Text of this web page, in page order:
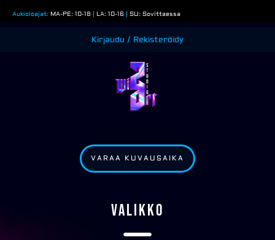
sisältöön
Aukioloajat: MA-PE: 10-18 | LA: 10-16 | SU: Sovittaessa
Kirjaudu / Rekisteröidy
VARAA KUVAUSAIKA
VALIKKO